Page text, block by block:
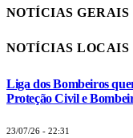
NOTÍCIAS GERAIS
NOTÍCIAS LOCAIS
Liga dos Bombeiros
Proteção Civil e
23/07/26 - 22:31